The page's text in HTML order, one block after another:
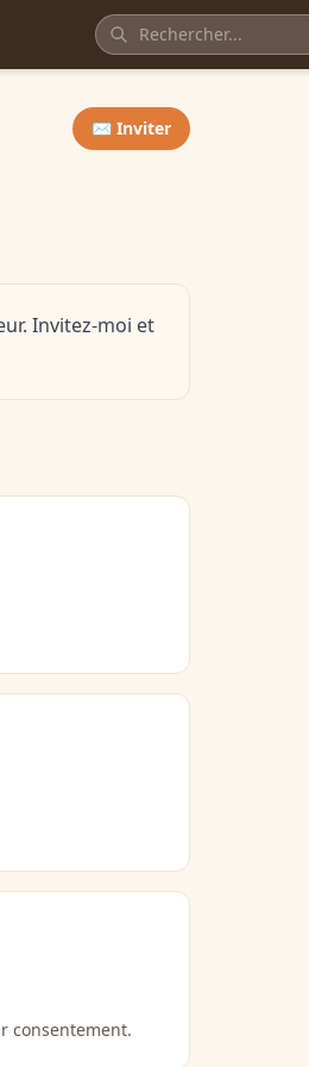
✉️ Inviter
Invitez-moi et
consentement.